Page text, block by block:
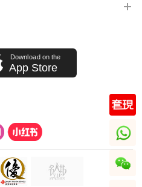
Download on the
App Store
whatsapp